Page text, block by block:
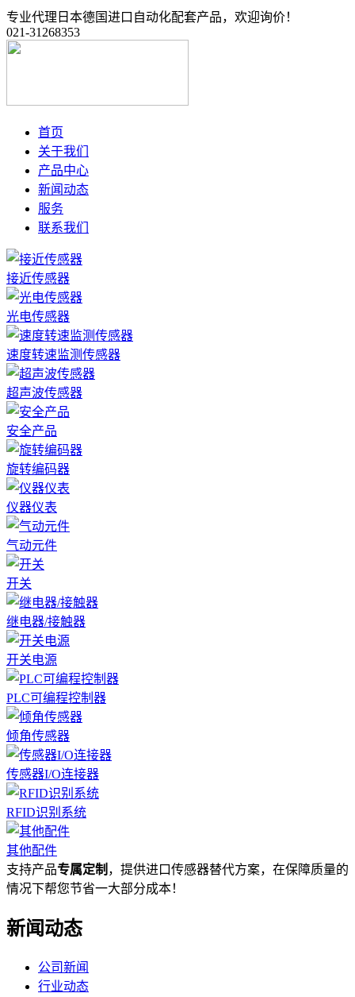
专业代理日本德国进口自动化配套产品，欢迎询价！
021-31268353
首页
关于我们
产品中心
新闻动态
服务
联系我们
接近传感器
光电传感器
速度转速监测传感器
超声波传感器
安全产品
旋转编码器
仪器仪表
气动元件
开关
继电器/接触器
开关电源
PLC可编程控制器
倾角传感器
传感器I/O连接器
RFID识别系统
其他配件
支持产品专属定制 ，提供进口传感器替代方案，在保障质量的
情况下帮您节省一大部分成本！
新闻动态
公司新闻
行业动态